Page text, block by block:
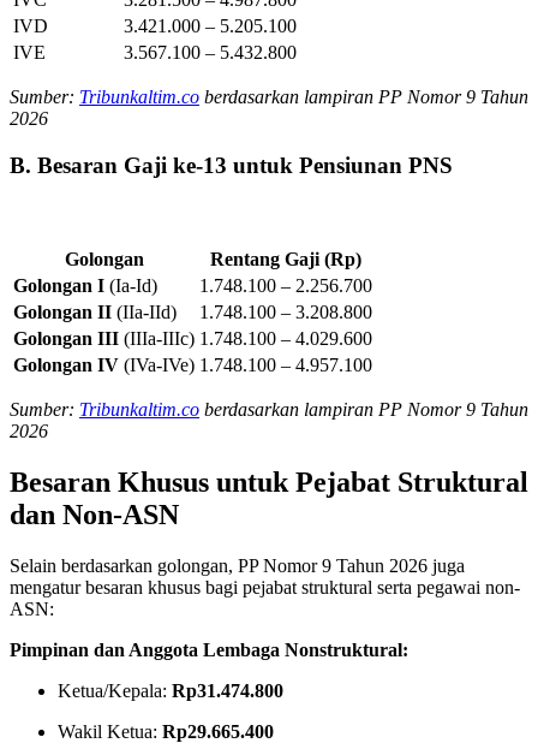
IVD
3.421.000 – 5.205.100
IVE
3.567.100 – 5.432.800
Sumber: Tribunkaltim.co berdasarkan lampiran PP Nomor 9 Tahun
2026
B. Besaran Gaji ke-13 untuk Pensiunan PNS
Golongan
Rentang Gaji (Rp)
Golongan I (Ia-Id)
1.748.100 – 2.256.700
Golongan II (IIa-IId)
1.748.100 – 3.208.800
Golongan III (IIIa-IIIc) 1.748.100 – 4.029.600
Golongan IV (IVa-IVe) 1.748.100 – 4.957.100
Sumber: Tribunkaltim.co berdasarkan lampiran PP Nomor 9 Tahun
2026
Besaran Khusus untuk Pejabat Struktural
dan Non-ASN
Selain berdasarkan golongan, PP Nomor 9 Tahun 2026 juga
mengatur besaran khusus bagi pejabat struktural serta pegawai non-
ASN:
Pimpinan dan Anggota Lembaga Nonstruktural:
Ketua/Kepala: Rp31.474.800
Wakil Ketua: Rp29.665.400